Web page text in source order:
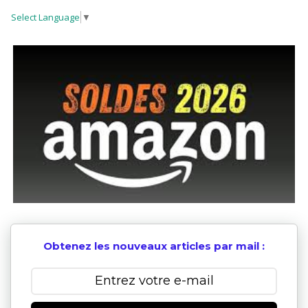
Select Language ▼
Obtenez les nouveaux articles par mail :